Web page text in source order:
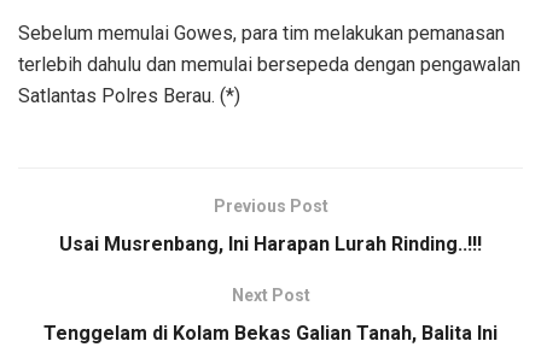
Sebelum memulai Gowes, para tim melakukan pemanasan
terlebih dahulu dan memulai bersepeda dengan pengawalan
Satlantas Polres Berau. (*)
Previous Post
Usai Musrenbang, Ini Harapan Lurah Rinding..!!!
Next Post
Tenggelam di Kolam Bekas Galian Tanah, Balita Ini